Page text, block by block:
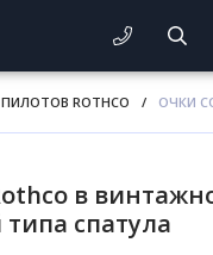
ROTHCO / ОЧКИ
в
спатула